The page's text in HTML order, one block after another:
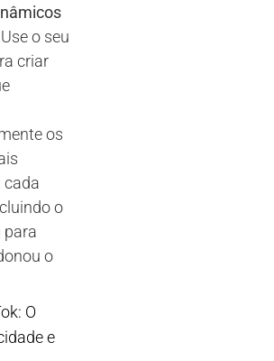
Use o seu
criar
os
cada
o
para
o
O
e